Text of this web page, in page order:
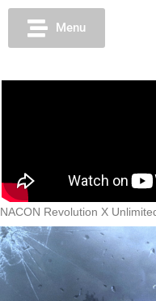
Menu
NACON Revolution X